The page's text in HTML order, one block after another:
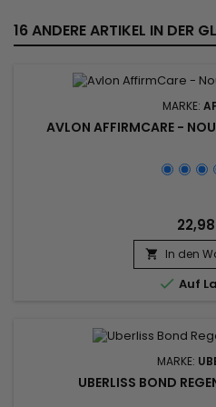
16 ANDERE ARTIKEL IN DER
MARKE:
AVLON AFFIRMCARE -
 In den
 Auf
MARKE:
UBERLISS BOND